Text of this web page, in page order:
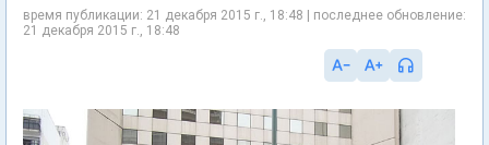
время публикации: 21 декабря 2015 г., 18:48 | последнее обновление:
21 декабря 2015 г., 18:48